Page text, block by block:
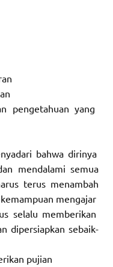
pengetahuan yang
bahwa dirinya
mendalami semua
terus menambah
mengajar
selalu memberikan
dipersiapkan sebaik-
pujian